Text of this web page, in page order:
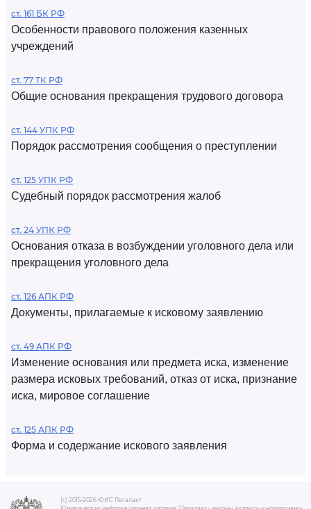
ст. 161 БК РФ
Особенности правового положения казенных
учреждений
ст. 77 ТК РФ
Общие основания прекращения трудового договора
ст. 144 УПК РФ
Порядок рассмотрения сообщения о преступлении
ст. 125 УПК РФ
Судебный порядок рассмотрения жалоб
ст. 24 УПК РФ
Основания отказа в возбуждении уголовного дела или
прекращения уголовного дела
ст. 126 АПК РФ
Документы, прилагаемые к исковому заявлению
ст. 49 АПК РФ
Изменение основания или предмета иска, изменение
размера исковых требований, отказ от иска, признание
иска, мировое соглашение
ст. 125 АПК РФ
Форма и содержание искового заявления
(c) 2015-2026 ЮИС Легалакт